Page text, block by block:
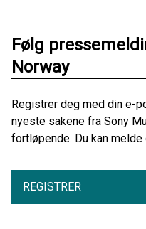
Følg
Norway
Registrer deg med din e-
nyeste sakene fra Sony
fortløpende. Du kan
REGISTRER